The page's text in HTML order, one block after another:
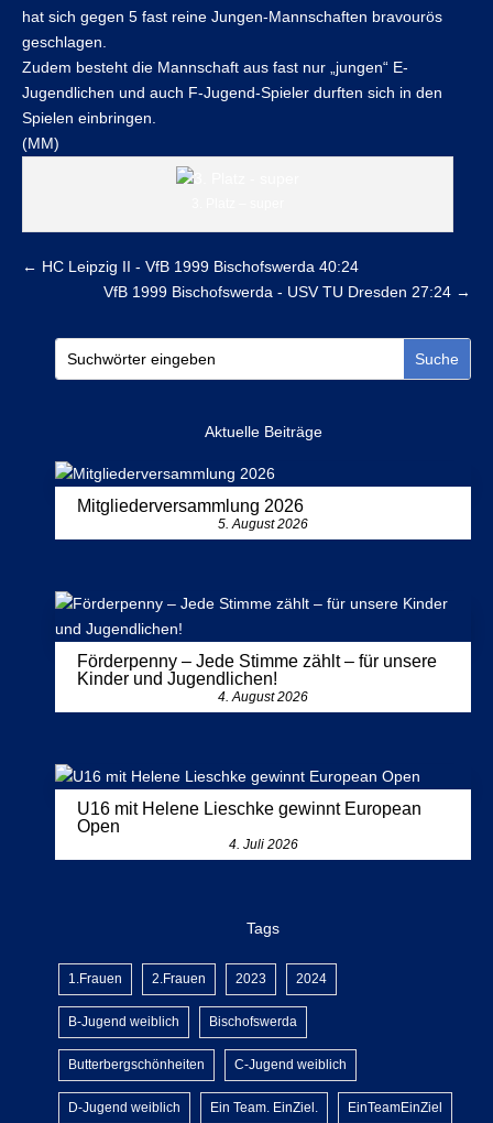
hat sich gegen 5 fast reine Jungen-Mannschaften bravourös
geschlagen.
Zudem besteht die Mannschaft aus fast nur „jungen“ E-
Jugendlichen und auch F-Jugend-Spieler durften sich in den
Spielen einbringen.
(MM)
← HC Leipzig II - VfB 1999 Bischofswerda 40:24
VfB 1999 Bischofswerda - USV TU Dresden 27:24 →
Aktuelle Beiträge
Mitgliederversammlung 2026
5. August 2026
Förderpenny – Jede Stimme zählt – für unsere
Kinder und Jugendlichen!
4. August 2026
U16 mit Helene Lieschke gewinnt European
Open
4. Juli 2026
Tags
1.Frauen 2.Frauen 2023 2024
B-Jugend weiblich Bischofswerda
Butterbergschönheiten C-Jugend weiblich
D-Jugend weiblich Ein Team. EinZiel. EinTeamEinZiel